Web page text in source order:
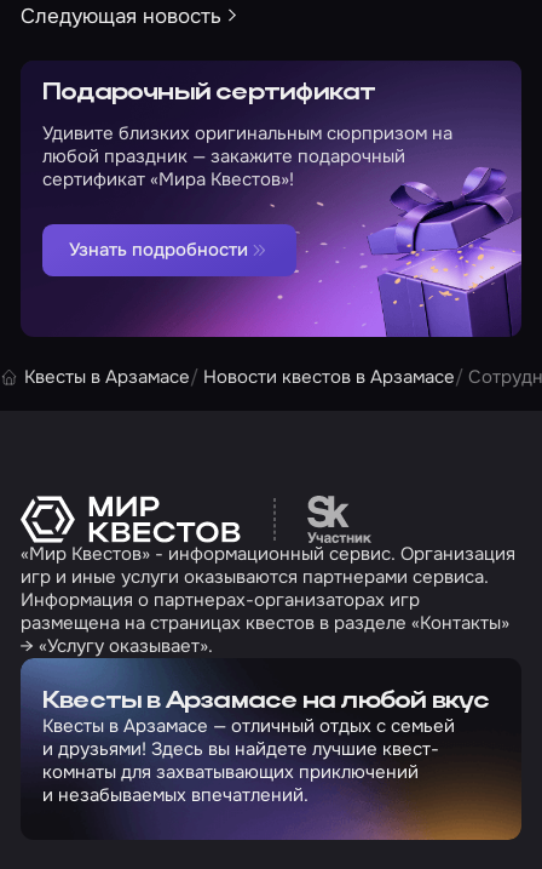
Следующая новость
Подарочный сертификат
Удивите близких оригинальным сюрпризом на
любой праздник — закажите подарочный
сертификат «Мира Квестов»!
Узнать подробности
Квесты в Арзамасе Новости квестов в Арзамасе
Перейти на сайт
«Мир Квестов» - информационный сервис. Организация
игр и иные услуги оказываются партнерами сервиса.
Информация о партнерах-организаторах игр
размещена на страницах квестов в разделе «Контакты»
→ «Услугу оказывает».
Квесты в Арзамасе на любой вкус
Квесты в Арзамасе — отличный отдых с семьей
и друзьями! Здесь вы найдете лучшие квест-
комнаты для захватывающих приключений
и незабываемых впечатлений.